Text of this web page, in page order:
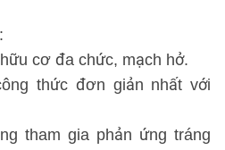
cơ đa chức, mạch hở.
thức đơn giản nhất với
tham gia phản ứng tráng